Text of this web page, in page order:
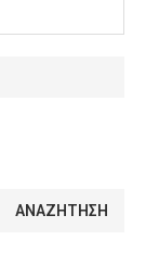
ΑΝΑΖΉΤΗΣΗ